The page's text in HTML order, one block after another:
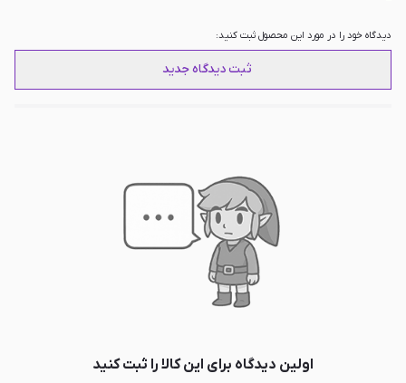
صدای 360 درجه ای, دارای کلید بی صدا
کردن, دارای دارای پاپ فیلتر ، شوک مونت ،
پایه بازویی
دیدگاه خود را در مورد این محصول ثبت کنید:
ثبت دیدگاه جدید
اولین دیدگاه برای این کالا را ثبت کنید